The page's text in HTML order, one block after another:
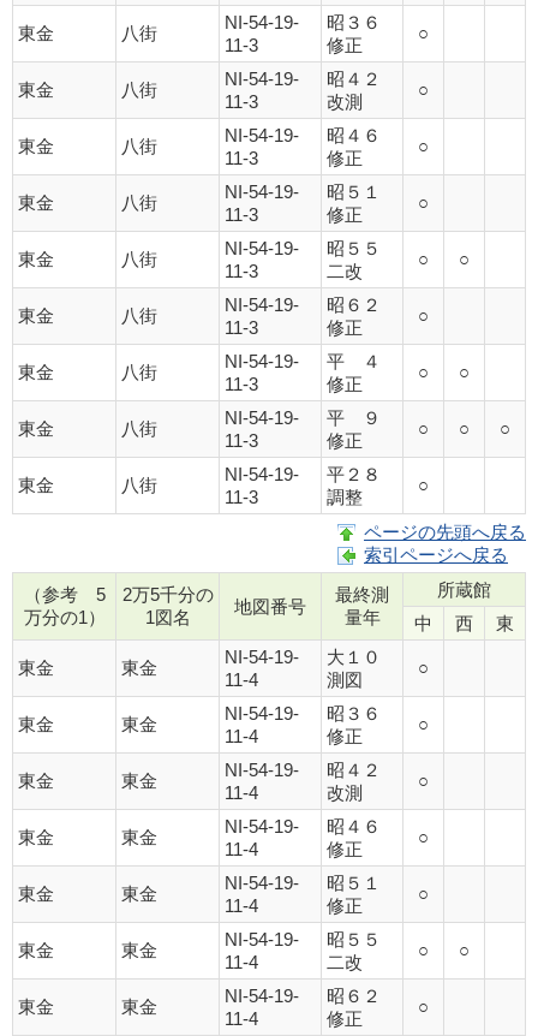
東金 八街
NI-54-19-
11-3
昭３６
修正
○
東金 八街
NI-54-19-
11-3
昭４２
改測
○
東金 八街
NI-54-19-
11-3
昭４６
修正
○
東金 八街
NI-54-19-
11-3
昭５１
修正
○
東金 八街
NI-54-19-
11-3
昭５５
二改
○ ○
東金 八街
NI-54-19-
11-3
昭６２
修正
○
東金 八街
NI-54-19-
11-3
平 ４
修正
○ ○
東金 八街
NI-54-19-
11-3
平 ９
修正
○ ○ ○
東金 八街
NI-54-19-
11-3
平２８
調整
○
ページの先頭へ戻る
索引ページへ戻る
（参考 5
万分の1）
2万5千分の
1図名
地図番号
最終測
量年
所蔵館
中
西 東
東金 東金
NI-54-19-
11-4
大１０
測図
○
東金 東金
NI-54-19-
11-4
昭３６
修正
○
東金 東金
NI-54-19-
11-4
昭４２
改測
○
東金 東金
NI-54-19-
11-4
昭４６
修正
○
東金 東金
NI-54-19-
11-4
昭５１
修正
○
東金 東金
NI-54-19-
11-4
昭５５
二改
○ ○
東金 東金
NI-54-19-
11-4
昭６２
修正
○